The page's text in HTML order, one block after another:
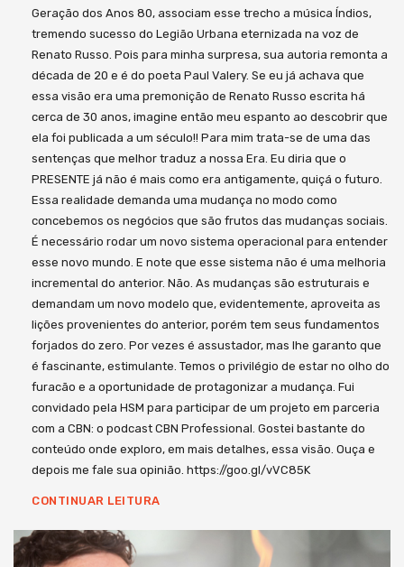
Geração dos Anos 80, associam esse trecho a música Índios,
tremendo sucesso do Legião Urbana eternizada na voz de
Renato Russo. Pois para minha surpresa, sua autoria remonta a
década de 20 e é do poeta Paul Valery. Se eu já achava que
essa visão era uma premonição de Renato Russo escrita há
cerca de 30 anos, imagine então meu espanto ao descobrir que
ela foi publicada a um século!! Para mim trata-se de uma das
sentenças que melhor traduz a nossa Era. Eu diria que o
PRESENTE já não é mais como era antigamente, quiçá o futuro.
Essa realidade demanda uma mudança no modo como
concebemos os negócios que são frutos das mudanças sociais.
É necessário rodar um novo sistema operacional para entender
esse novo mundo. E note que esse sistema não é uma melhoria
incremental do anterior. Não. As mudanças são estruturais e
demandam um novo modelo que, evidentemente, aproveita as
lições provenientes do anterior, porém tem seus fundamentos
forjados do zero. Por vezes é assustador, mas lhe garanto que
é fascinante, estimulante. Temos o privilégio de estar no olho do
furacão e a oportunidade de protagonizar a mudança. Fui
convidado pela HSM para participar de um projeto em parceria
com a CBN: o podcast CBN Professional. Gostei bastante do
conteúdo onde exploro, em mais detalhes, essa visão. Ouça e
depois me fale sua opinião. https://goo.gl/vVC85K
CONTINUAR LEITURA